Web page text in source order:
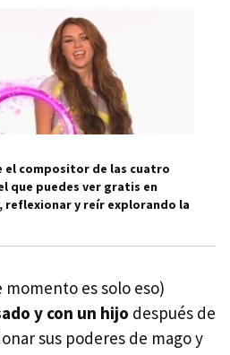
el compositor de las cuatro
que puedes ver gratis en
reflexionar y reír explorando la
es solo eso)
y con un hijo después de
sus poderes de mago y